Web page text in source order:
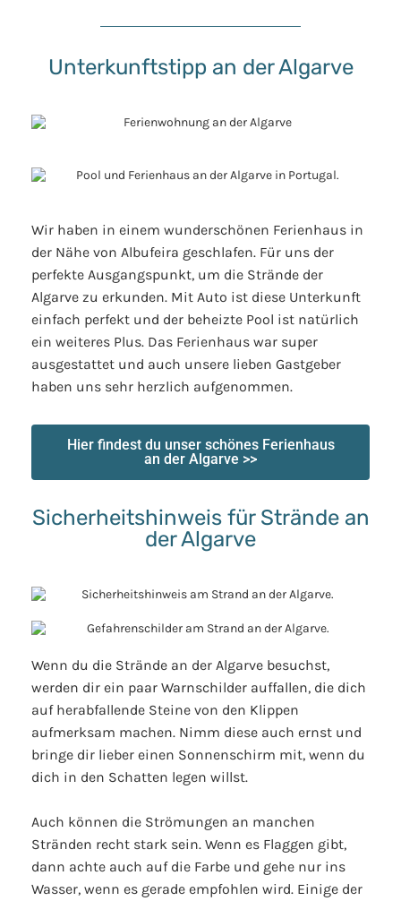
Unterkunftstipp an der Algarve
Wir haben in einem wunderschönen Ferienhaus in
der Nähe von Albufeira geschlafen. Für uns der
perfekte Ausgangspunkt, um die Strände der
Algarve zu erkunden. Mit Auto ist diese Unterkunft
einfach perfekt und der beheizte Pool ist natürlich
ein weiteres Plus. Das Ferienhaus war super
ausgestattet und auch unsere lieben Gastgeber
haben uns sehr herzlich aufgenommen.
Hier findest du unser schönes Ferienhaus
an der Algarve >>
Sicherheitshinweis für Strände an
der Algarve
Wenn du die Strände an der Algarve besuchst,
werden dir ein paar Warnschilder auffallen, die dich
auf herabfallende Steine von den Klippen
aufmerksam machen. Nimm diese auch ernst und
bringe dir lieber einen Sonnenschirm mit, wenn du
dich in den Schatten legen willst.
Auch können die Strömungen an manchen
Stränden recht stark sein. Wenn es Flaggen gibt,
dann achte auch auf die Farbe und gehe nur ins
Wasser, wenn es gerade empfohlen wird. Einige der